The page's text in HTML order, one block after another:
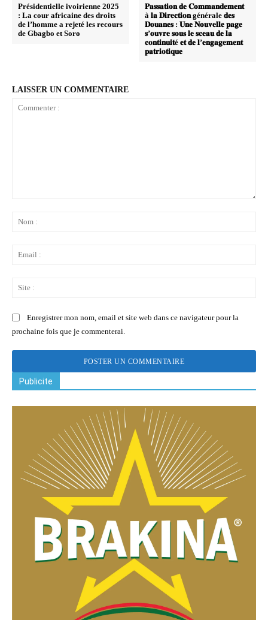
Présidentielle ivoirienne 2025
: La cour africaine des droits
de l’homme a rejeté les recours
de Gbagbo et Soro
𝐏𝐚𝐬𝐬𝐚𝐭𝐢𝐨𝐧 𝐝𝐞 𝐂𝐨𝐦𝐦𝐚𝐧𝐝𝐞𝐦𝐞𝐧𝐭
à 𝐥𝐚 𝐃𝐢𝐫𝐞𝐜𝐭𝐢𝐨𝐧 générale 𝐝𝐞𝐬
𝐃𝐨𝐮𝐚𝐧𝐞𝐬 : 𝐔𝐧𝐞 𝐍𝐨𝐮𝐯𝐞𝐥𝐥𝐞 𝐩𝐚𝐠𝐞
𝐬’𝐨𝐮𝐯𝐫𝐞 𝐬𝐨𝐮𝐬 𝐥𝐞 𝐬𝐜𝐞𝐚𝐮 𝐝𝐞 𝐥𝐚
𝐜𝐨𝐧𝐭𝐢𝐧𝐮𝐢𝐭é 𝐞𝐭 𝐝𝐞 𝐥’𝐞𝐧𝐠𝐚𝐠𝐞𝐦𝐞𝐧𝐭
𝐩𝐚𝐭𝐫𝐢𝐨𝐭𝐢𝐪𝐮𝐞
LAISSER UN COMMENTAIRE
Enregistrer mon nom, email et site web dans ce navigateur pour la
prochaine fois que je commenterai.
Publicite